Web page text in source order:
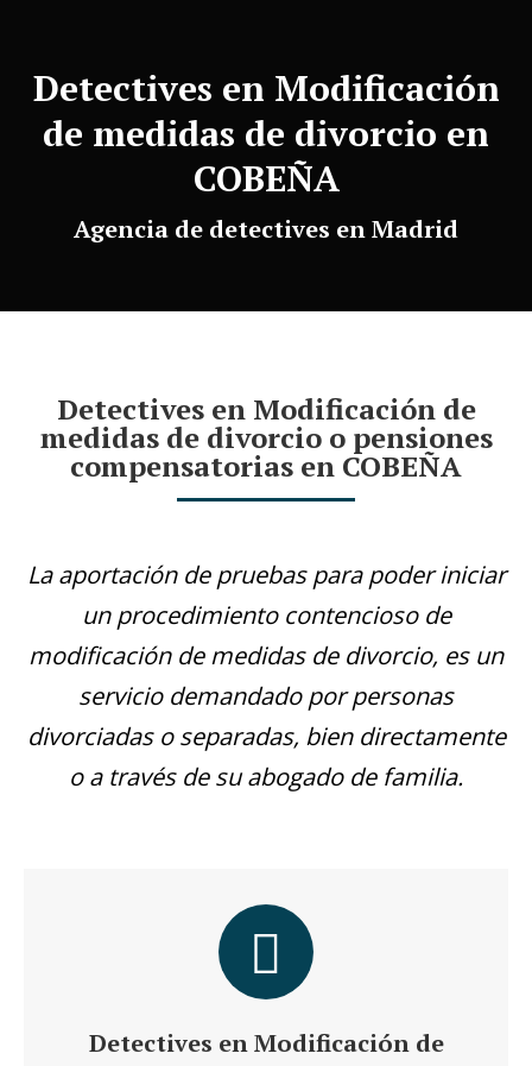
Detectives en Modificación
de medidas de divorcio en
COBEÑA
Agencia de detectives en Madrid
Detectives en Modificación de
medidas de divorcio o pensiones
compensatorias en COBEÑA
La aportación de pruebas para poder iniciar
un procedimiento contencioso de
modificación de medidas de divorcio, es un
servicio demandado por personas
divorciadas o separadas, bien directamente
o a través de su abogado de familia.
Detectives en Modificación de